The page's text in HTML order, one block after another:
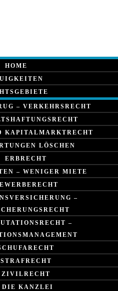
HOME
– VERKEHRSRECHT
KAPITALMARKTRECHT
LÖSCHEN
ERBRECHT
– WENIGER MIETE
–
–
STRAFRECHT
ZIVILRECHT
DIE KANZLEI